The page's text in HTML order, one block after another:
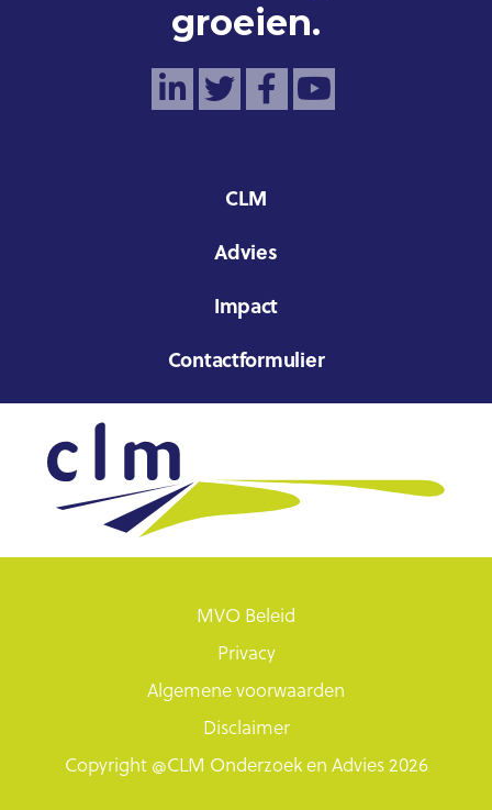
groeien.
CLM
Advies
Impact
Contactformulier
MVO Beleid
Privacy
Algemene voorwaarden
Disclaimer
Copyright @CLM Onderzoek en Advies 2026